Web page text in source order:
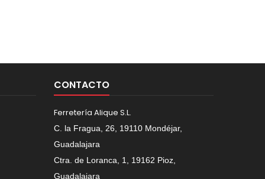
CONTACTO
Ferretería Alique S.L.
C. la Fragua, 26, 19110 Mondéjar,
Guadalajara
Ctra. de Loranca, 1, 19162 Pioz,
Guadalajara